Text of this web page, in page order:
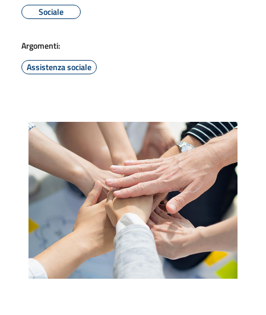
Sociale
Argomenti:
Assistenza sociale